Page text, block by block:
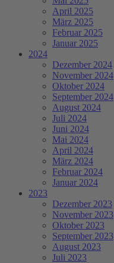
April 2025
März 2025
Februar 2025
Januar 2025
2024
Dezember 2024
November 2024
Oktober 2024
September 2024
August 2024
Juli 2024
Juni 2024
Mai 2024
April 2024
März 2024
Februar 2024
Januar 2024
2023
Dezember 2023
November 2023
Oktober 2023
September 2023
August 2023
Juli 2023